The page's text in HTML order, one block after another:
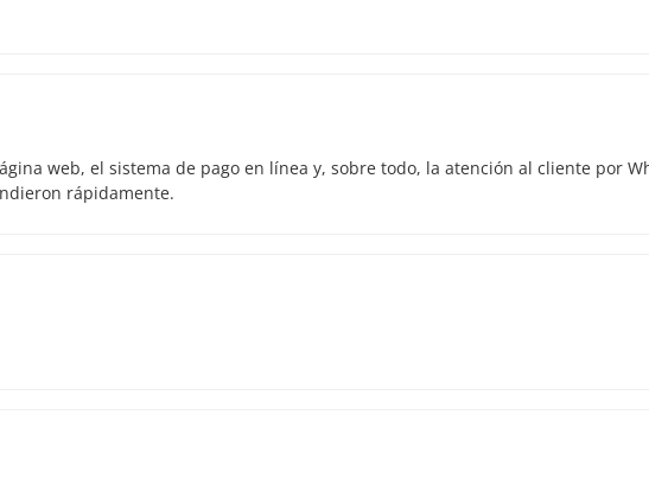
web, el sistema de pago en línea y, sobre todo, la atención al cliente por
rápidamente.